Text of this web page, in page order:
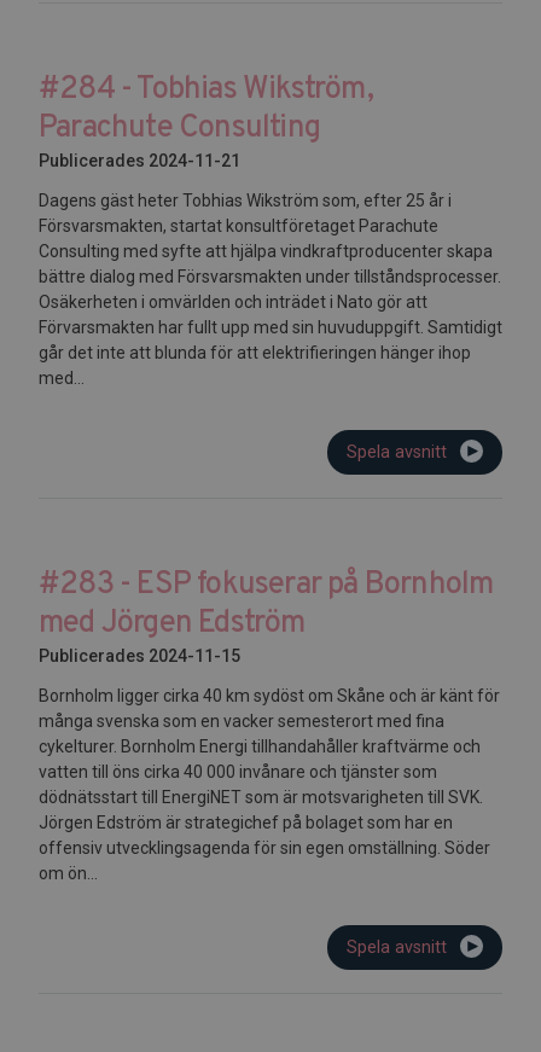
#284 - Tobhias Wikström,
Parachute Consulting
Publicerades 2024-11-21
Dagens gäst heter Tobhias Wikström som, efter 25 år i
Försvarsmakten, startat konsultföretaget Parachute
Consulting med syfte att hjälpa vindkraftproducenter skapa
bättre dialog med Försvarsmakten under tillståndsprocesser.
Osäkerheten i omvärlden och inträdet i Nato gör att
Förvarsmakten har fullt upp med sin huvuduppgift. Samtidigt
går det inte att blunda för att elektrifieringen hänger ihop
med...
Spela avsnitt
#283 - ESP fokuserar på Bornholm
med Jörgen Edström
Publicerades 2024-11-15
Bornholm ligger cirka 40 km sydöst om Skåne och är känt för
många svenska som en vacker semesterort med fina
cykelturer. Bornholm Energi tillhandahåller kraftvärme och
vatten till öns cirka 40 000 invånare och tjänster som
dödnätsstart till EnergiNET som är motsvarigheten till SVK.
Jörgen Edström är strategichef på bolaget som har en
offensiv utvecklingsagenda för sin egen omställning. Söder
om ön...
Spela avsnitt